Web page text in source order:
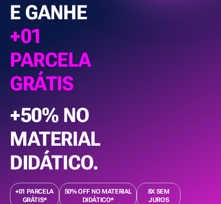
E GANHE
+01
PARCELA
GRÁTIS
+50% NO
MATERIAL
DIDÁTICO.
+01 PARCELA
GRÁTIS*
50% OFF NO MATERIAL
DIDÁTICO*
8X SEM
JUROS